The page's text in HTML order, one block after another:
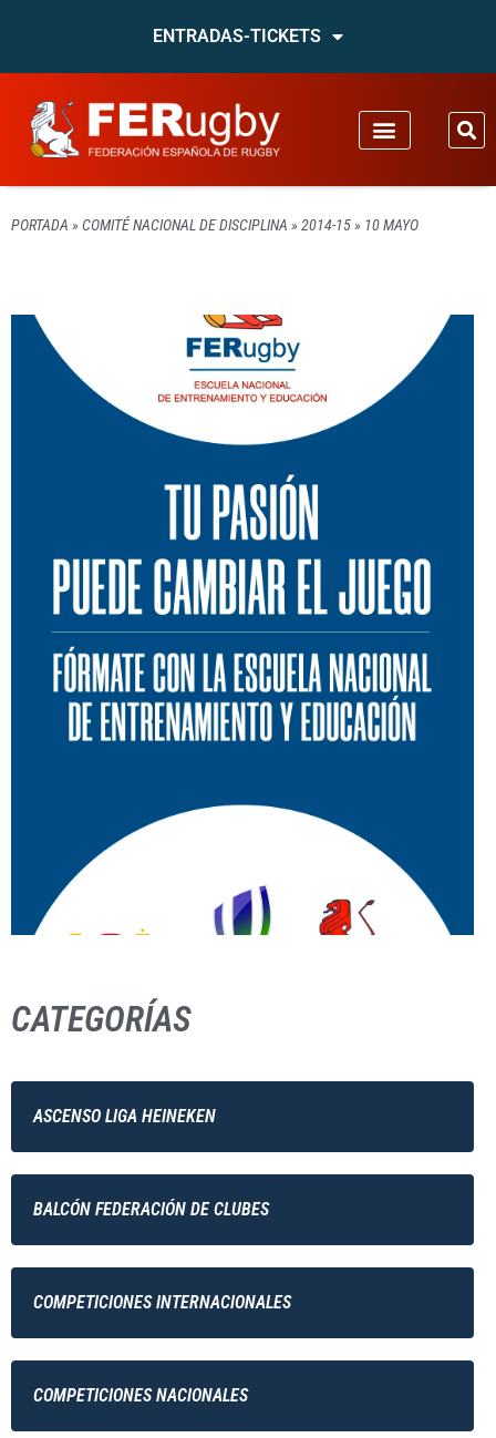
ENTRADAS-TICKETS
PORTADA » COMITÉ NACIONAL DE DISCIPLINA » 2014-15» 10 MAYO
CATEGORÍAS
ASCENSO LIGA HEINEKEN
BALCÓN FEDERACIÓN DE CLUBES
COMPETICIONES INTERNACIONALES
COMPETICIONES NACIONALES